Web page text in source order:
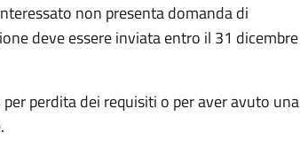
non presenta domanda di
deve essere inviata entro il 31 dicembre
per perdita dei requisiti o per aver avuto una